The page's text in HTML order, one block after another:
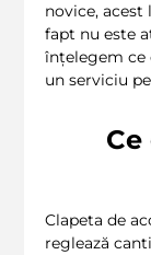
novice,
fapt nu este
înțelegem ce
un serviciu
Clapeta de
reglează